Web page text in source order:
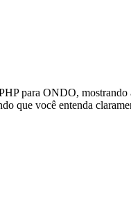
para ONDO,
que você entenda